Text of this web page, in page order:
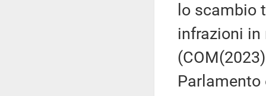
lo scambio
infrazioni in
Parlamento